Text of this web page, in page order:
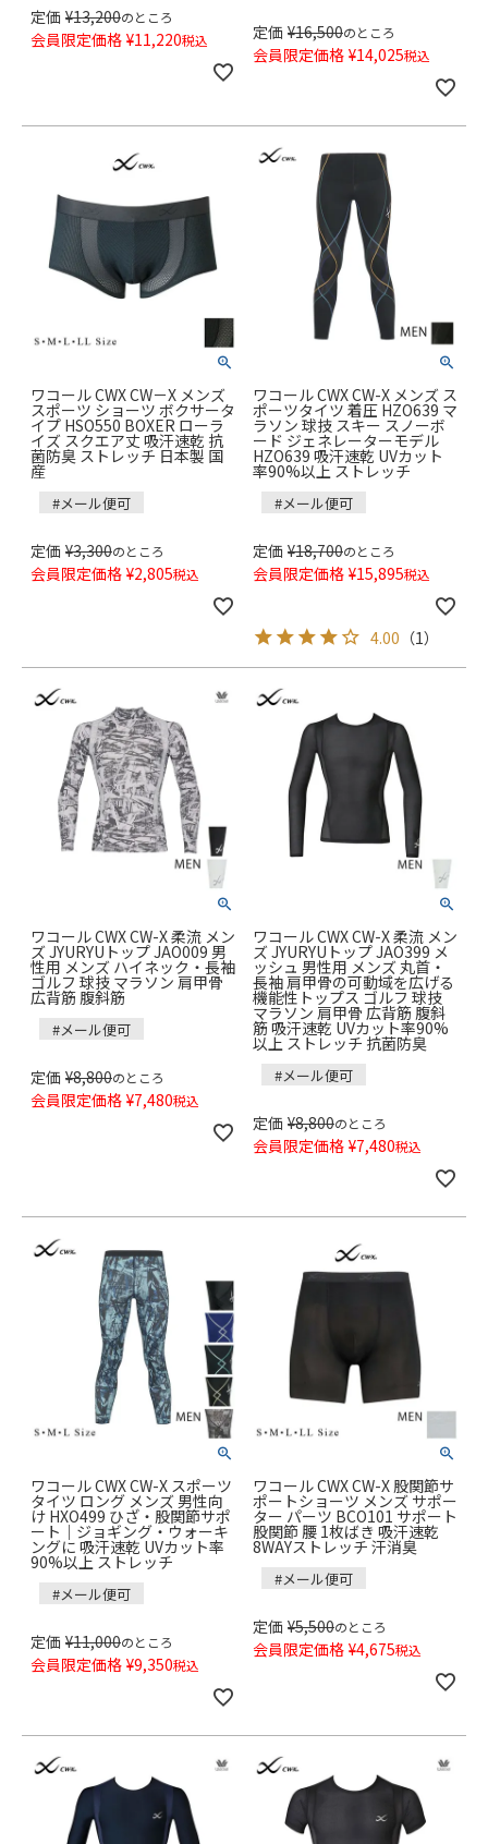
定価 ¥13,200のところ
会員限定価格 ¥11,220税込 定価 ¥16,500のところ
会員限定価格 ¥14,025税込
ワコール CWX CW－X メンズ
スポーツ ショーツ ボクサータ
イプ HSO550 BOXER ローラ
イズ スクエア丈 吸汗速乾 抗
菌防臭 ストレッチ 日本製 国
産
#メール便可
定価 ¥3,300のところ
会員限定価格 ¥2,805税込
ワコール CWX CW-X メンズ ス
ポーツタイツ 着圧 HZO639 マ
ラソン 球技 スキー スノーボ
ード ジェネレーターモデル
HZO639 吸汗速乾 UVカット
率90%以上 ストレッチ
#メール便可
定価 ¥18,700のところ
会員限定価格 ¥15,895税込
4.00 （1）
ワコール CWX CW-X 柔流 メン
ズ JYURYUトップ JAO009 男
性用 メンズ ハイネック・長袖
ゴルフ 球技 マラソン 肩甲骨
広背筋 腹斜筋
#メール便可
定価 ¥8,800のところ
会員限定価格 ¥7,480税込
ワコール CWX CW-X 柔流 メン
ズ JYURYUトップ JAO399 メ
ッシュ 男性用 メンズ 丸首・
長袖 肩甲骨の可動域を広げる
機能性トップス ゴルフ 球技
マラソン 肩甲骨 広背筋 腹斜
筋 吸汗速乾 UVカット率90%
以上 ストレッチ 抗菌防臭
#メール便可
定価 ¥8,800のところ
会員限定価格 ¥7,480税込
ワコール CWX CW-X スポーツ
タイツ ロング メンズ 男性向
け HXO499 ひざ・股関節サポ
ート｜ジョギング・ウォーキ
ングに 吸汗速乾 UVカット率
90%以上 ストレッチ
#メール便可
定価 ¥11,000のところ
会員限定価格 ¥9,350税込
ワコール CWX CW-X 股関節サ
ポートショーツ メンズ サポー
ター パーツ BCO101 サポート
股関節 腰 1枚ばき 吸汗速乾
8WAYストレッチ 汗消臭
#メール便可
定価 ¥5,500のところ
会員限定価格 ¥4,675税込